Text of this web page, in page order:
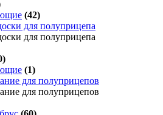
(42)
для полуприцепа
для полуприцепа
(1)
для полуприцепов
для полуприцепов